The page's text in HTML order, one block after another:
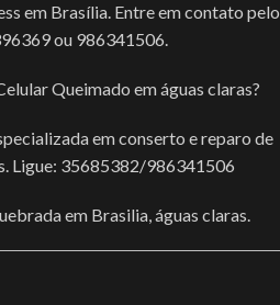
em Brasília. Entre em contato pelo
ou 986341506.
Queimado em águas claras?
em conserto e reparo de
Ligue: 35685382/986341506
em Brasilia, águas claras.